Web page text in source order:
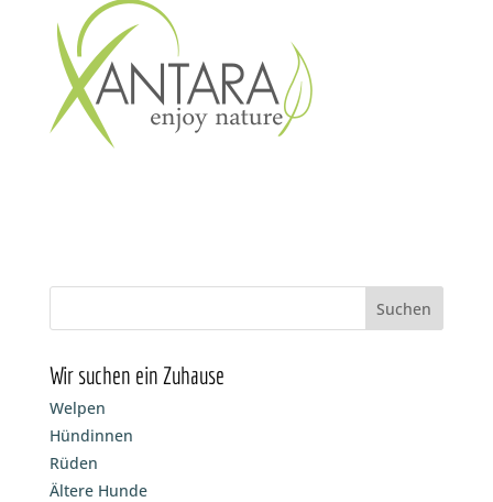
Wir suchen ein Zuhause
Welpen
Hündinnen
Rüden
Ältere Hunde